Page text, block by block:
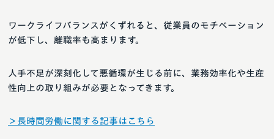
ワークライフバランスがくずれると、従業員のモチベーション
が低下し、離職率も高まります。
人手不足が深刻化して悪循環が生じる前に、業務効率化や生産
性向上の取り組みが必要となってきます。
＞長時間労働に関する記事はこちら